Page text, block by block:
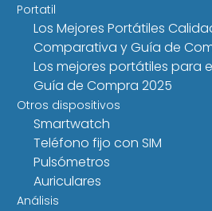
Portatil
Los Mejores Portátiles
Comparativa y Guía de
Los mejores portátiles para
Guía de Compra 2025
Otros dispositivos
Smartwatch
Teléfono fijo con SIM
Pulsómetros
Auriculares
Análisis